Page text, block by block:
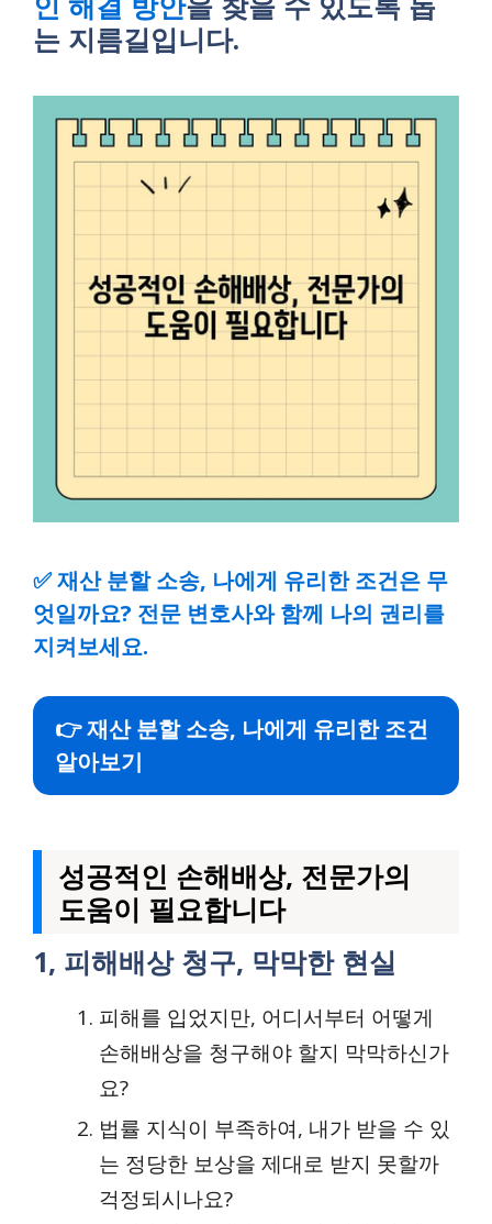
는 지름길입니다.
✅재산 분할 소송, 나에게 유리한 조건은 무
엇일까요? 전문 변호사와 함께 나의 권리를
지켜보세요.
👉 재산 분할 소송, 나에게 유리한 조건
알아보기
성공적인 손해배상, 전문가의
도움이 필요합니다
1, 피해배상 청구, 막막한 현실
피해를 입었지만, 어디서부터 어떻게
손해배상을 청구해야 할지 막막하신가
요?
법률 지식이 부족하여, 내가 받을 수 있
는 정당한 보상을 제대로 받지 못할까
걱정되시나요?